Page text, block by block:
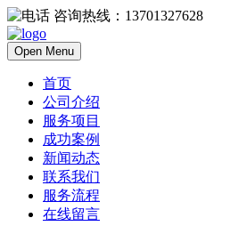
咨询热线：13701327628
Open Menu
首页
公司介绍
服务项目
成功案例
新闻动态
联系我们
服务流程
在线留言